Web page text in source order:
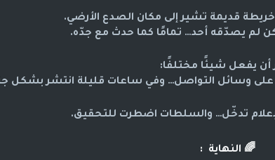
خريطة قديمة تشير إلى مكان الصدع الأرضي.
لكن لم يصدّقه أحد… تمامًا كما حدث مع جدّه.
أن يفعل شيئًا مختلفًا:
وسائل التواصل… وفي ساعات قليلة انتشر بشكل
تدخّل… والسلطات اضطرت للتحقيق.
🌈 النهاية :